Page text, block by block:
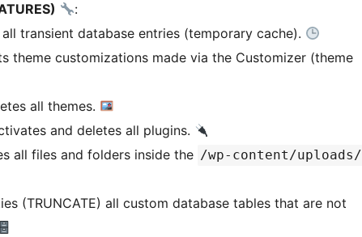
:
all transient database entries (temporary cache).
theme customizations made via the Customizer (theme
all themes.
and deletes all plugins.
all files and folders inside the /wp-content/uploads/
(TRUNCATE) all custom database tables that are not